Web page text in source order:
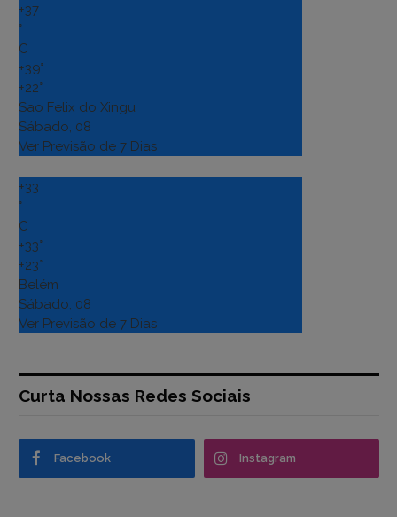
+37
°
C
+39°
+22°
Sao Felix do Xingu
Sábado, 08
Ver Previsão de 7 Dias
+33
°
C
+33°
+23°
Belém
Sábado, 08
Ver Previsão de 7 Dias
Curta Nossas Redes Sociais
Facebook Instagram